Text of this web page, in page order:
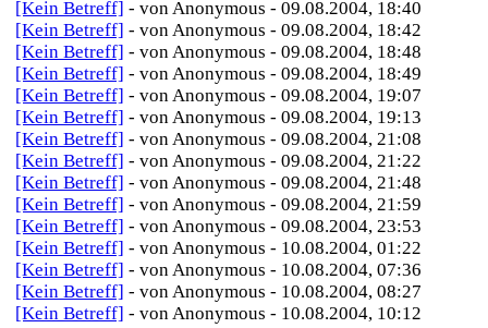
[Kein Betreff] - von Anonymous - 09.08.2004, 18:40
[Kein Betreff] - von Anonymous - 09.08.2004, 18:42
[Kein Betreff] - von Anonymous - 09.08.2004, 18:48
[Kein Betreff] - von Anonymous - 09.08.2004, 18:49
[Kein Betreff] - von Anonymous - 09.08.2004, 19:07
[Kein Betreff] - von Anonymous - 09.08.2004, 19:13
[Kein Betreff] - von Anonymous - 09.08.2004, 21:08
[Kein Betreff] - von Anonymous - 09.08.2004, 21:22
[Kein Betreff] - von Anonymous - 09.08.2004, 21:48
[Kein Betreff] - von Anonymous - 09.08.2004, 21:59
[Kein Betreff] - von Anonymous - 09.08.2004, 23:53
[Kein Betreff] - von Anonymous - 10.08.2004, 01:22
[Kein Betreff] - von Anonymous - 10.08.2004, 07:36
[Kein Betreff] - von Anonymous - 10.08.2004, 08:27
[Kein Betreff] - von Anonymous - 10.08.2004, 10:12